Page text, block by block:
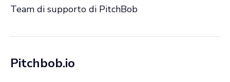
Team di supporto di PitchBob
Pitchbob.io